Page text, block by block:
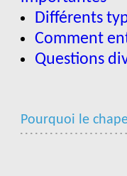
Différents
Comment
Questions
Pourquoi le